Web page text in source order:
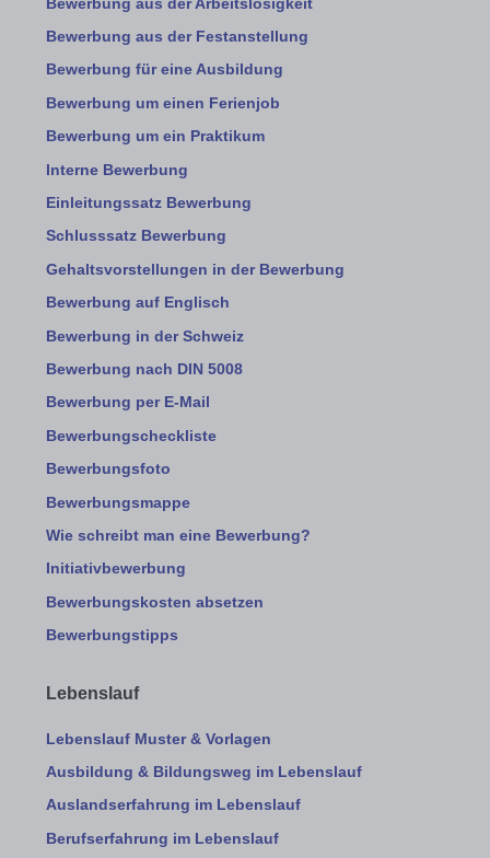
Bewerbung aus der Arbeitslosigkeit
Bewerbung aus der Festanstellung
Bewerbung für eine Ausbildung
Bewerbung um einen Ferienjob
Bewerbung um ein Praktikum
Interne Bewerbung
Einleitungssatz Bewerbung
Schlusssatz Bewerbung
Gehaltsvorstellungen in der Bewerbung
Bewerbung auf Englisch
Bewerbung in der Schweiz
Bewerbung nach DIN 5008
Bewerbung per E-Mail
Bewerbungscheckliste
Bewerbungsfoto
Bewerbungsmappe
Wie schreibt man eine Bewerbung?
Initiativbewerbung
Bewerbungskosten absetzen
Bewerbungstipps
Lebenslauf
Lebenslauf Muster & Vorlagen
Ausbildung & Bildungsweg im Lebenslauf
Auslandserfahrung im Lebenslauf
Berufserfahrung im Lebenslauf